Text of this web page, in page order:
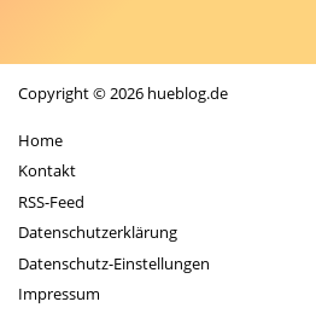
Copyright © 2026 hueblog.de
Home
Kontakt
RSS-Feed
Datenschutzerklärung
Datenschutz-Einstellungen
Impressum